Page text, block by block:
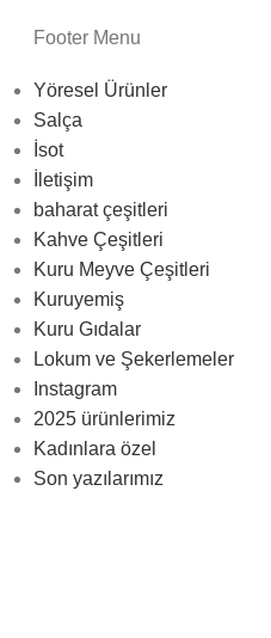
Footer Menu
Yöresel Ürünler
Salça
İsot
İletişim
baharat çeşitleri
Kahve Çeşitleri
Kuru Meyve Çeşitleri
Kuruyemiş
Kuru Gıdalar
Lokum ve Şekerlemeler
Instagram
2025 ürünlerimiz
Kadınlara özel
Son yazılarımız